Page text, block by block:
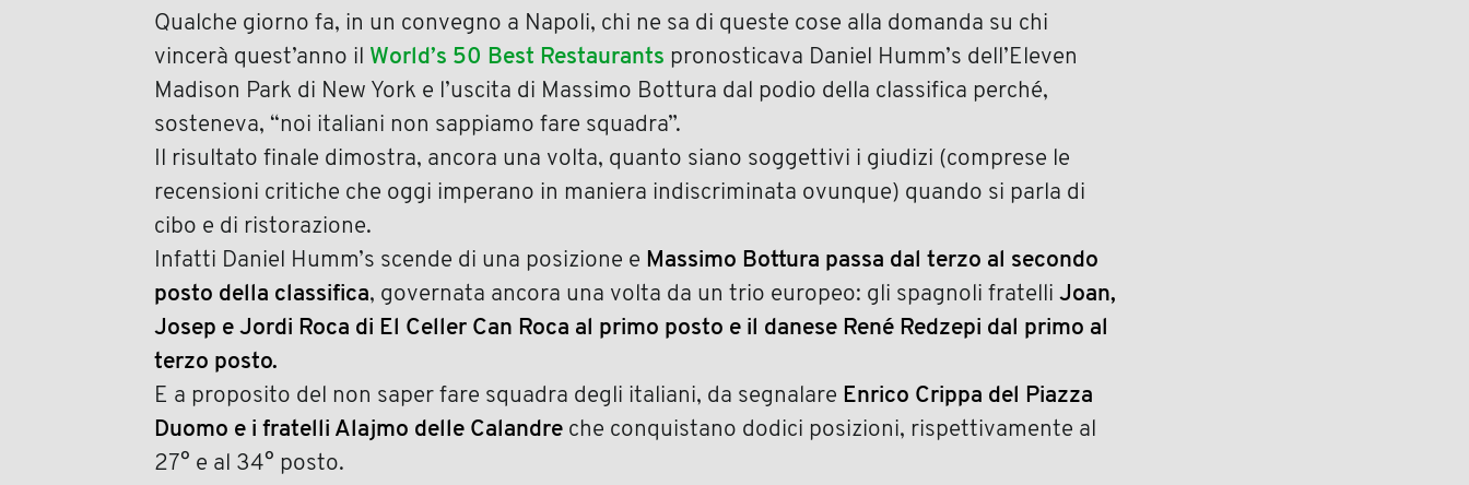
Qualche giorno fa, in un convegno a Napoli, chi ne sa di queste cose alla domanda su chi
vincerà quest’anno il World’s 50 Best Restaurants pronosticava Daniel Humm’s dell’Eleven
Madison Park di New York e l’uscita di Massimo Bottura dal podio della classifica perché,
sosteneva, “noi italiani non sappiamo fare squadra”.
Il risultato finale dimostra, ancora una volta, quanto siano soggettivi i giudizi (comprese le
recensioni critiche che oggi imperano in maniera indiscriminata ovunque) quando si parla di
cibo e di ristorazione.
Infatti Daniel Humm’s scende di una posizione e Massimo Bottura passa dal terzo al secondo
posto della classifica, governata ancora una volta da un trio europeo: gli spagnoli fratelliJoan,
Josep e Jordi Roca di El Celler Can Roca al primo posto e il danese René Redzepi dal primo al
terzo posto.
E a proposito del non saper fare squadra degli italiani, da segnalare Enrico Crippa del Piazza
Duomo e i fratelli Alajmo delle Calandre che conquistano dodici posizioni, rispettivamente al
27° e al 34° posto.